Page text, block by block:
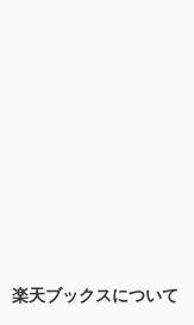
楽天ブックスについて